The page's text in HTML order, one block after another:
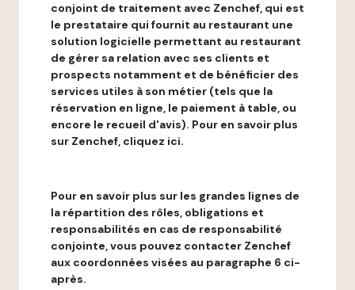
conjoint de traitement avec Zenchef, qui est
le prestataire qui fournit au restaurant une
solution logicielle permettant au restaurant
de gérer sa relation avec ses clients et
prospects notamment et de bénéficier des
services utiles à son métier (tels que la
réservation en ligne, le paiement à table, ou
encore le recueil d'avis). Pour en savoir plus
sur Zenchef, cliquez ici.
Pour en savoir plus sur les grandes lignes de
la répartition des rôles, obligations et
responsabilités en cas de responsabilité
conjointe, vous pouvez contacter Zenchef
aux coordonnées visées au paragraphe 6 ci-
après.